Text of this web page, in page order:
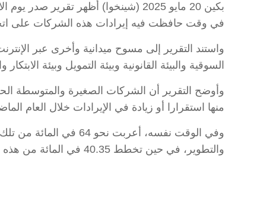
بكين 20 مايو 2025 (شينخوا) أظهر
في وقت حافظت فيه إيرادات هذه الشركات على
السوقية والبيئة القانونية وبيئة التمويل وبيئة الابتكار
منها استقرارا أو زيادة في الإيرادات خلال العام
وفي الوقت نفسه،
والتطوير، في حين تخطط 40.35 في المائة من هذه الشركات لضخ استثمارات جديدة خلال العام المقبل.